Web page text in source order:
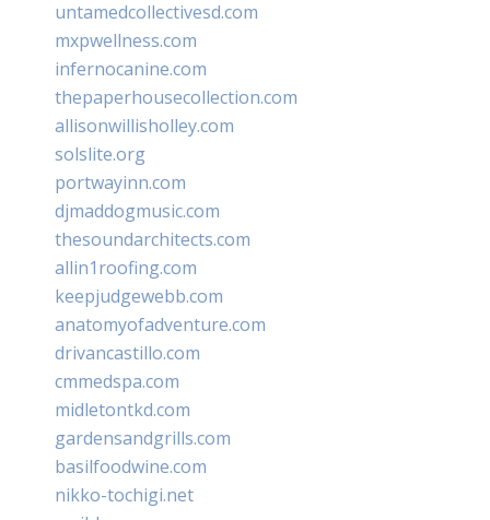
untamedcollectivesd.com
mxpwellness.com
infernocanine.com
thepaperhousecollection.com
allisonwillisholley.com
solslite.org
portwayinn.com
djmaddogmusic.com
thesoundarchitects.com
allin1roofing.com
keepjudgewebb.com
anatomyofadventure.com
drivancastillo.com
cmmedspa.com
midletontkd.com
gardensandgrills.com
basilfoodwine.com
nikko-tochigi.net